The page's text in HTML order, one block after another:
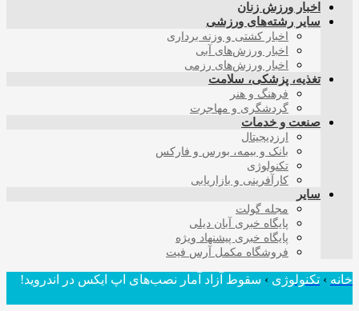
اخبار ورزش زنان
سایر رشته‌های ورزشی
اخبار کشتی و وزنه برداری
اخبار ورزش‌های آبی
اخبار ورزش‌های رزمی
تغذیه، پزشکی، سلامت
فرهنگ و هنر
گردشگری و مهاجرت
صنعت و خدمات
ارزدیجیتال
بانک و بیمه، بورس و فارکس
تکنولوژی
کارآفرینی و بازاریابی
سایر
مجله گولت
پایگاه خبری آبان دیلی
پایگاه خبری پیشنهاد ویژه
فروشگاه مکمل آرس فیت
خانه › تکنولوژی › سقوط آزاد آمار نصب‌های اپ ایکس در اندروید!